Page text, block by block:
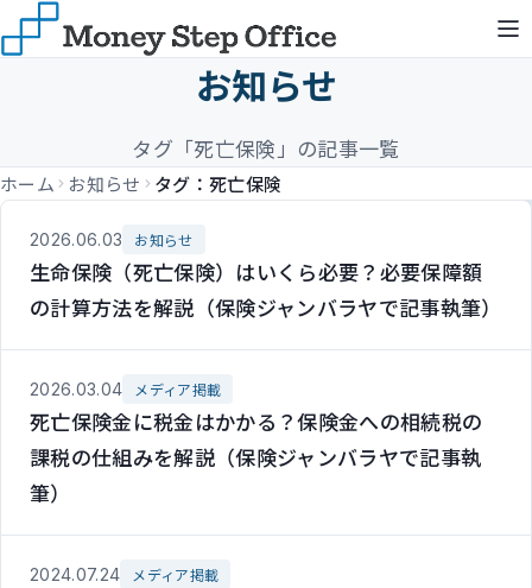
お知らせ
タグ「死亡保険」の記事一覧
ホーム お知らせ タグ：死亡保険
2026.06.03 お知らせ
生命保険（死亡保険）はいくら必要？必要保障額
の計算方法を解説（保険ジャンバラヤで記事執筆）
2026.03.04 メディア掲載
死亡保険金に税金はかかる？保険金への相続税の
課税の仕組みを解説（保険ジャンバラヤで記事執
筆）
2024.07.24 メディア掲載